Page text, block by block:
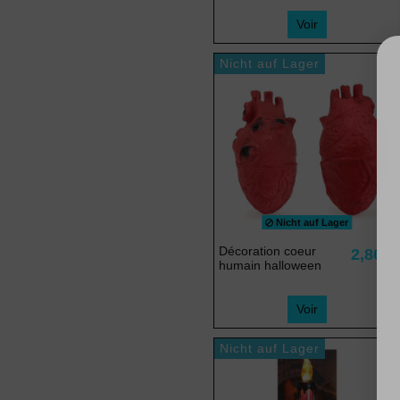
Voir
Nicht auf Lager
Nicht auf Lager
Décoration coeur
humain halloween
2,86 €
Voir
Nicht auf Lager